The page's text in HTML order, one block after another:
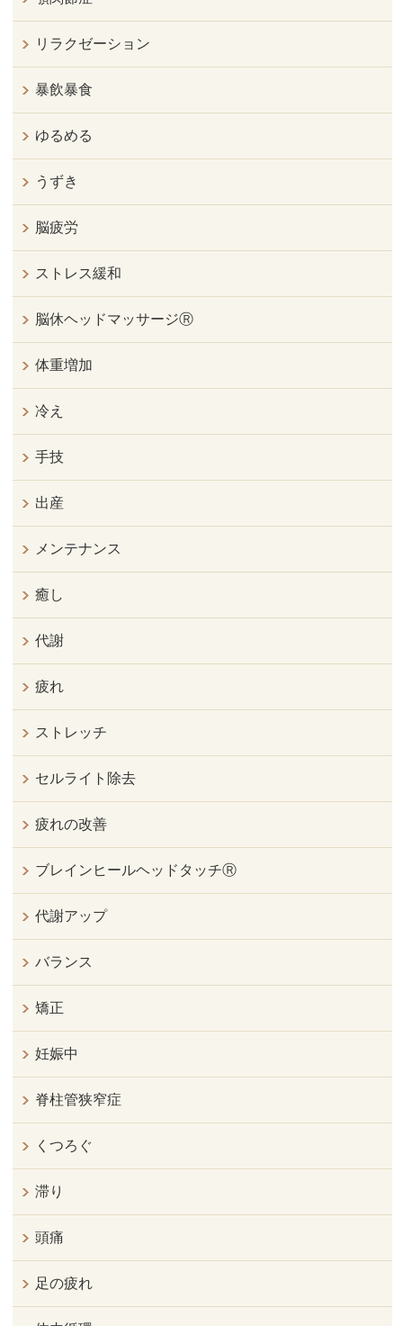
リラクゼーション
暴飲暴食
ゆるめる
うずき
脳疲労
ストレス緩和
脳休ヘッドマッサージⓇ
体重増加
冷え
手技
出産
メンテナンス
癒し
代謝
疲れ
ストレッチ
セルライト除去
疲れの改善
ブレインヒールヘッドタッチⓇ
代謝アップ
バランス
矯正
妊娠中
脊柱管狭窄症
くつろぐ
滞り
頭痛
足の疲れ